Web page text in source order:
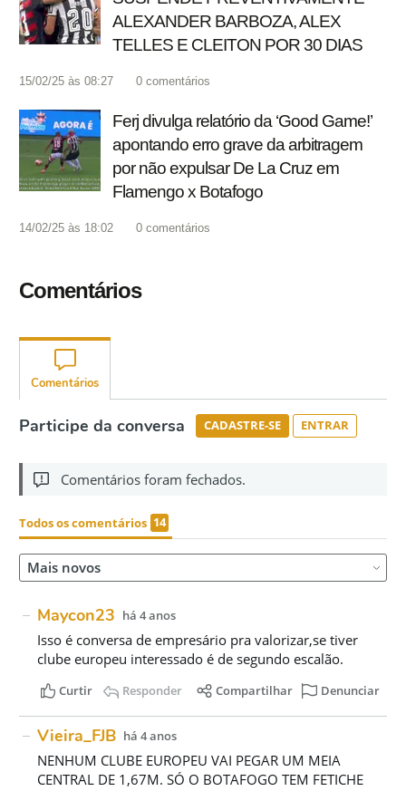
ALEXANDER BARBOZA, ALEX
TELLES E CLEITON POR 30 DIAS
15/02/25 às 08:27 0 comentários
Ferj divulga relatório da ‘Good Game!’
apontando erro grave da arbitragem
por não expulsar De La Cruz em
Flamengo x Botafogo
14/02/25 às 18:02 0 comentários
Comentários